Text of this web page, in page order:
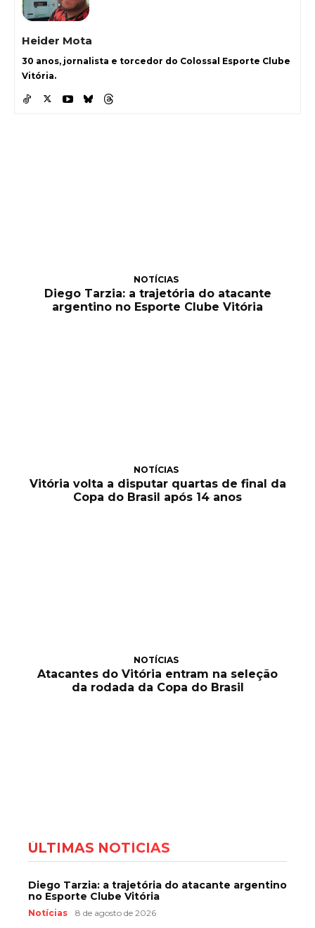
Heider Mota
30 anos, jornalista e torcedor do Colossal Esporte Clube
Vitória.
NOTÍCIAS
Diego Tarzia: a trajetória do atacante
argentino no Esporte Clube Vitória
NOTÍCIAS
Vitória volta a disputar quartas de final da
Copa do Brasil após 14 anos
NOTÍCIAS
Atacantes do Vitória entram na seleção
da rodada da Copa do Brasil
ÚLTIMAS NOTÍCIAS
Diego Tarzia: a trajetória do atacante argentino
no Esporte Clube Vitória
Notícias 8 de agosto de 2026